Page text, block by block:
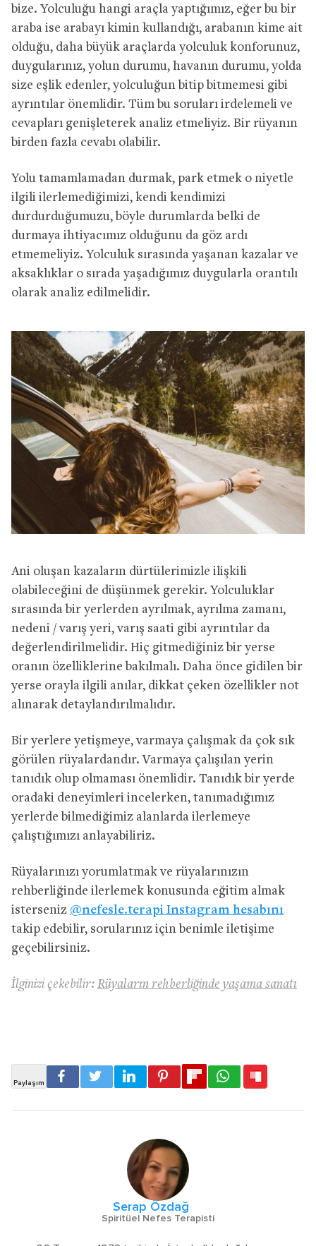
bize. Yolculuğu hangi araçla yaptığımız, eğer bu bir
araba ise arabayı kimin kullandığı, arabanın kime ait
olduğu, daha büyük araçlarda yolculuk konforunuz,
duygularınız, yolun durumu, havanın durumu, yolda
size eşlik edenler, yolculuğun bitip bitmemesi gibi
ayrıntılar önemlidir. Tüm bu soruları irdelemeli ve
cevapları genişleterek analiz etmeliyiz. Bir rüyanın
birden fazla cevabı olabilir.
Yolu tamamlamadan durmak, park etmek o niyetle
ilgili ilerlemediğimizi, kendi kendimizi
durdurduğumuzu, böyle durumlarda belki de
durmaya ihtiyacımız olduğunu da göz ardı
etmemeliyiz. Yolculuk sırasında yaşanan kazalar ve
aksaklıklar o sırada yaşadığımız duygularla orantılı
olarak analiz edilmelidir.
Ani oluşan kazaların dürtülerimizle ilişkili
olabileceğini de düşünmek gerekir. Yolculuklar
sırasında bir yerlerden ayrılmak, ayrılma zamanı,
nedeni / varış yeri, varış saati gibi ayrıntılar da
değerlendirilmelidir. Hiç gitmediğiniz bir yerse
oranın özelliklerine bakılmalı. Daha önce gidilen bir
yerse orayla ilgili anılar, dikkat çeken özellikler not
alınarak detaylandırılmalıdır.
Bir yerlere yetişmeye, varmaya çalışmak da çok sık
görülen rüyalardandır. Varmaya çalışılan yerin
tanıdık olup olmaması önemlidir. Tanıdık bir yerde
oradaki deneyimleri incelerken, tanımadığımız
yerlerde bilmediğimiz alanlarda ilerlemeye
çalıştığımızı anlayabiliriz.
Rüyalarınızı yorumlatmak ve rüyalarınızın
rehberliğinde ilerlemek konusunda eğitim almak
isterseniz @nefesle.terapi Instagram hesabını
takip edebilir, sorularınız için benimle iletişime
geçebilirsiniz.
İlginizi çekebilir: Rüyaların rehberliğinde yaşama sanatı
Serap Özdağ
Spiritüel Nefes Terapisti